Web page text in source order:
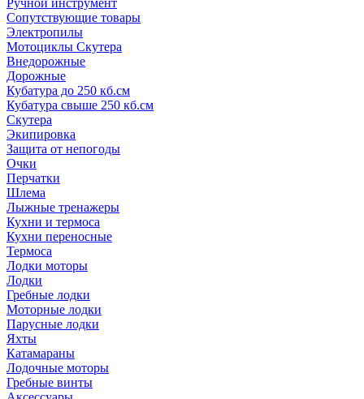
Ручной инструмент
Сопутствующие товары
Электропилы
Мотоциклы Скутера
Внедорожные
Дорожные
Кубатура до 250 кб.см
Кубатура свыше 250 кб.см
Скутера
Экипировка
Защита от непогоды
Очки
Перчатки
Шлема
Лыжные тренажеры
Кухни и термоса
Кухни переносные
Термоса
Лодки моторы
Лодки
Гребные лодки
Моторные лодки
Парусные лодки
Яхты
Катамараны
Лодочные моторы
Гребные винты